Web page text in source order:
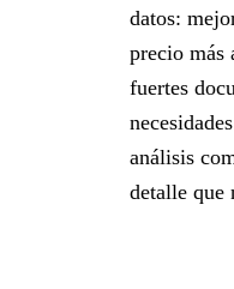
datos:
precio más
fuertes
análisis
detalle que